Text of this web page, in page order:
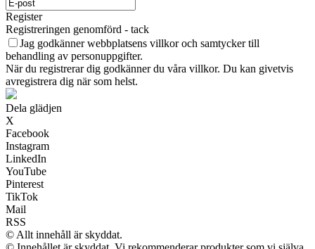
Register
Registreringen genomförd - tack
Jag godkänner webbplatsens villkor och samtycker till
behandling av personuppgifter.
När du registrerar dig godkänner du våra villkor. Du kan givetvis
avregistrera dig när som helst.
Dela glädjen
X
Facebook
Instagram
LinkedIn
YouTube
Pinterest
TikTok
Mail
RSS
© Allt innehåll är skyddat.